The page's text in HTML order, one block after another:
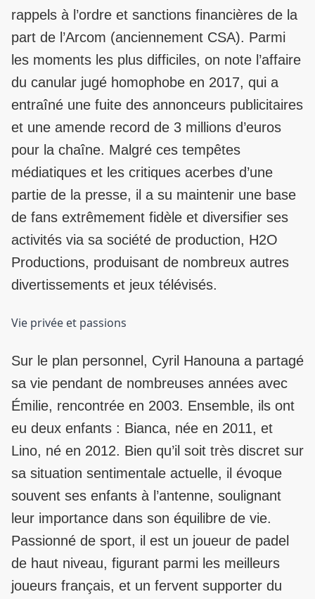
rappels à l’ordre et sanctions financières de la
part de l’Arcom (anciennement CSA). Parmi
les moments les plus difficiles, on note l’affaire
du canular jugé homophobe en 2017, qui a
entraîné une fuite des annonceurs publicitaires
et une amende record de 3 millions d’euros
pour la chaîne. Malgré ces tempêtes
médiatiques et les critiques acerbes d’une
partie de la presse, il a su maintenir une base
de fans extrêmement fidèle et diversifier ses
activités via sa société de production, H2O
Productions, produisant de nombreux autres
divertissements et jeux télévisés.
Vie privée et passions
Sur le plan personnel, Cyril Hanouna a partagé
sa vie pendant de nombreuses années avec
Émilie, rencontrée en 2003. Ensemble, ils ont
eu deux enfants : Bianca, née en 2011, et
Lino, né en 2012. Bien qu’il soit très discret sur
sa situation sentimentale actuelle, il évoque
souvent ses enfants à l’antenne, soulignant
leur importance dans son équilibre de vie.
Passionné de sport, il est un joueur de padel
de haut niveau, figurant parmi les meilleurs
joueurs français, et un fervent supporter du